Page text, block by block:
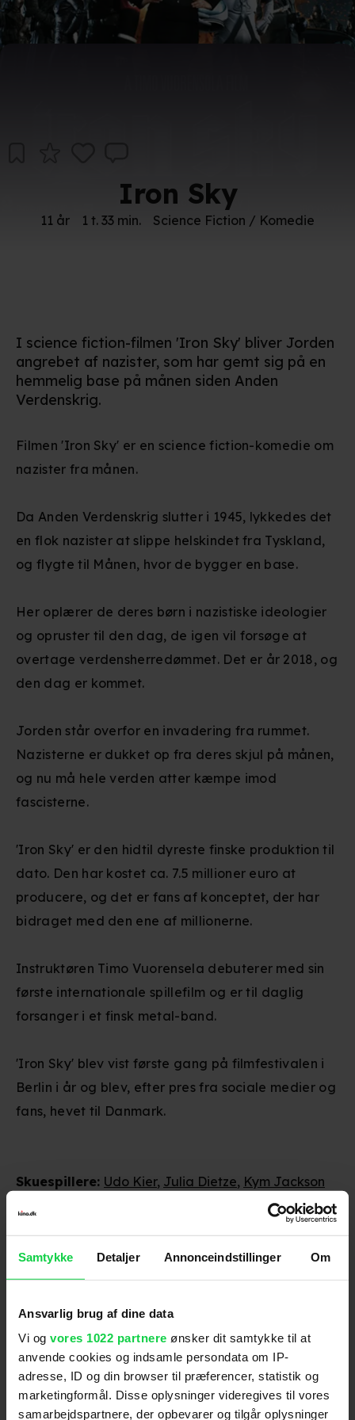
Samtykke Detaljer Annonceindstillinger Om
Ansvarlig brug af dine data
Vi og vores 1022 partnere ønsker dit samtykke til at
anvende cookies og indsamle persondata om IP-
adresse, ID og din browser til præferencer, statistik og
marketingformål. Disse oplysninger videregives til vores
samarbejdspartnere, der opbevarer og tilgår oplysninger
Iron Sky
11 år 1 t. 33 min. Science Fiction / Komedie
Skuespillere: Udo Kier, Julia Dietze, Kym Jackson
Distributør
UIP
I science fiction-filmen 'Iron Sky' bliver Jorden
angrebet af nazister, som har gemt sig på en
hemmelig base på månen siden Anden
Verdenskrig.
Filmen 'Iron Sky' er en science fiction-komedie om
nazister fra månen.
Da Anden Verdenskrig slutter i 1945, lykkedes det
en flok nazister at slippe helskindet fra Tyskland,
og flygte til Månen, hvor de bygger en base.
Her oplærer de deres børn i nazistiske ideologier
og opruster til den dag, de igen vil forsøge at
overtage verdensherredømmet. Det er år 2018, og
den dag er kommet.
Jorden står overfor en invadering fra rummet.
Nazisterne er dukket op fra deres skjul på månen,
og nu må hele verden atter kæmpe imod
fascisterne.
'Iron Sky' er den hidtil dyreste finske produktion til
dato. Den har kostet ca. 7.5 millioner euro at
producere, og det er fans af konceptet, der har
bidraget med den ene af millionerne.
Instruktøren Timo Vuorensela debuterer med sin
første internationale spillefilm og er til daglig
forsanger i et finsk metal-band.
'Iron Sky' blev vist første gang på filmfestivalen i
Berlin i år og blev, efter pres fra sociale medier og
fans, hevet til Danmark.